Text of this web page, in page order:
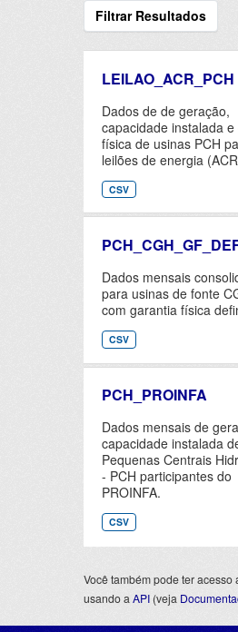
Filtrar Resultados
LEILAO_ACR_PCH
Dados de de geração,
capacidade instalada e
física de usinas PCH
leilões de energia
CSV
Dados mensais
para usinas de fonte
com garantia física
CSV
PCH_PROINFA
Dados mensais de
capacidade instalada
Pequenas Centrais
- PCH participantes do
PROINFA.
CSV
Você também pode ter acesso
usando a API (veja